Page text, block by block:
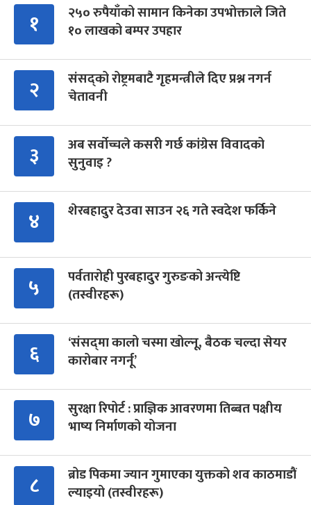
१
२५० रुपैयाँको सामान किनेका उपभोक्ताले जिते
१० लाखको बम्पर उपहार
२
संसद्को रोष्ट्रमबाटै गृहमन्त्रीले दिए प्रश्न नगर्न
चेतावनी
३
अब सर्वोच्चले कसरी गर्छ कांग्रेस विवादको
सुनुवाइ ?
४ शेरबहादुर देउवा साउन २६ गते स्वदेश फर्किने
५
पर्वतारोही पुरबहादुर गुरुङको अन्त्येष्टि
(तस्वीरहरू)
६
‘संसद्‍मा कालो चस्मा खोल्नू, बैठक चल्दा सेयर
कारोबार नगर्नू’
७
सुरक्षा रिपोर्ट : प्राज्ञिक आवरणमा तिब्बत पक्षीय
भाष्य निर्माणको योजना
८
ब्रोड पिकमा ज्यान गुमाएका युक्तको शव काठमाडौं
ल्याइयो (तस्वीरहरू)